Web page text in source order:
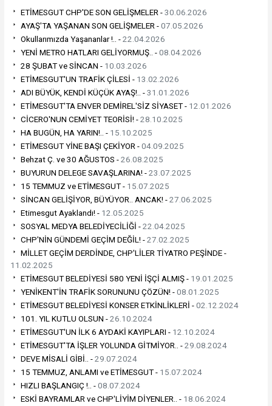
ETİMESGUT CHP'DE SON GELİŞMELER -30.06.2026
AYAŞ'TA YAŞANAN SON GELİŞMELER -07.05.2026
Okullarımızda Yaşananlar !.. -22.04.2026
YENİ METRO HATLARI GELİYORMUŞ.. -08.04.2026
28 ŞUBAT ve SİNCAN - 10.03.2026
ETİMESGUT'UN TRAFİK ÇİLESİ - 13.02.2026
ADI BÜYÜK, KENDİ KÜÇÜK AYAŞ!.. -31.01.2026
ETİMESGUT'TA ENVER DEMİREL'SİZ SİYASET - 12.01.2026
CİCERO'NUN CEMİYET TEORİSİ! -28.10.2025
HA BUGÜN, HA YARIN!.. - 15.10.2025
ETİMESGUT YİNE BAŞI ÇEKİYOR -04.09.2025
Behzat Ç. ve 30 AĞUSTOS -26.08.2025
BUYURUN DELEGE SAVAŞLARINA! -23.07.2025
15 TEMMUZ ve ETİMESGUT - 15.07.2025
SİNCAN GELİŞİYOR, BÜYÜYOR.. ANCAK! -27.06.2025
Etimesgut Ayaklandı! - 12.05.2025
SOSYAL MEDYA BELEDİYECİLİĞİ -22.04.2025
CHP'NİN GÜNDEMİ GEÇİM DEĞİL! -27.02.2025
MİLLET GEÇİM DERDİNDE, CHP'LİLER TİYATRO PEŞİNDE -
11.02.2025
ETİMESGUT BELEDİYESİ 580 YENİ İŞÇİ ALMIŞ - 19.01.2025
YENİKENT'İN TRAFİK SORUNUNU ÇÖZÜN! -08.01.2025
ETİMESGUT BELEDİYESİ KONSER ETKİNLİKLERİ -02.12.2024
101. YIL KUTLU OLSUN -26.10.2024
ETİMESGUT'UN İLK 6 AYDAKİ KAYIPLARI - 12.10.2024
ETİMESGUT'TA İŞLER YOLUNDA GİTMİYOR.. -29.08.2024
DEVE MİSALİ GİBİ.. -29.07.2024
15 TEMMUZ, ANLAMI ve ETİMESGUT - 15.07.2024
HIZLI BAŞLANGIÇ !.. -08.07.2024
ESKİ BAYRAMLAR ve CHP'LİYİM DİYENLER.. - 18.06.2024